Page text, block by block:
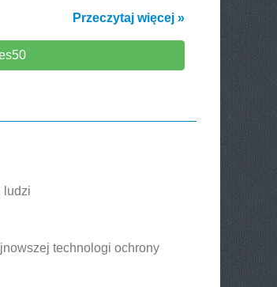
Przeczytaj więcej »
ludzi
technologi ochrony